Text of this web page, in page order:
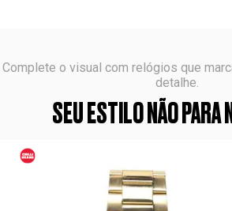
Complete o visual com relógios que
detalhe.
SEU ESTILO NÃO PARA